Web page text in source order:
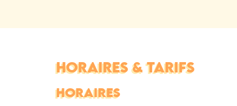
HORAIRES & TARIFS
HORAIRES